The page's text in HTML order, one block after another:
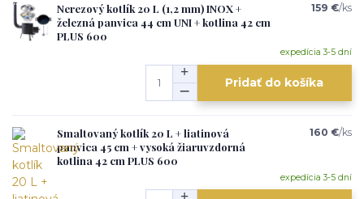
Nerezový kotlík 20 L (1,2 mm) INOX +
železná panvica 44 cm UNI + kotlina 42 cm
PLUS 600
159 €/ks
expedícia 3-5 dní
Pridať do košíka
Smaltovaný kotlík 20 L + liatinová
panvica 45 cm + vysoká žiaruvzdorná
kotlina 42 cm PLUS 600
160 €/ks
expedícia 3-5 dní